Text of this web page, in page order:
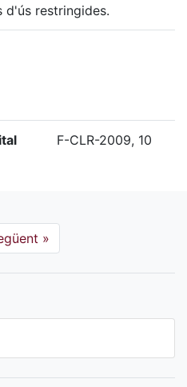
d'ús restringides.
F-CLR-2009, 10
»